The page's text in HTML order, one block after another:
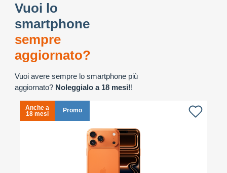
Vuoi lo
smartphone
sempre
aggiornato?
Vuoi avere sempre lo smartphone più
aggiornato? Noleggialo a 18 mesi!!
Anche a
18 mesi
Promo